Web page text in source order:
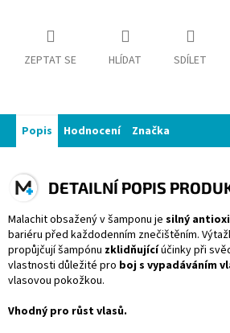
ZEPTAT SE HLÍDAT SDÍLET
Popis Hodnocení Značka
DETAILNÍ POPIS
Malachit obsažený v šamponu je silný
bariéru před každodenním znečištěním.
propůjčují šampónu zklidňujícíúčinky při
vlastnosti důležité pro boj s vypadáváním
vlasovou pokožkou.
Vhodný pro růst vlasů.